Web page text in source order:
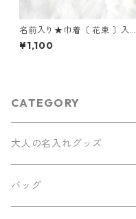
名前入り★巾着〔 花束 〕入園
入学祝い 出産祝い
¥1,100
CATEGORY
大人の名入れグッズ
バッグ